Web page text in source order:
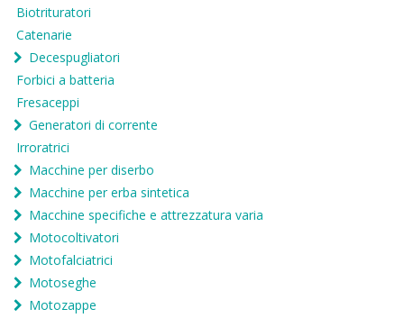
Biotrituratori
Catenarie
Decespugliatori
Forbici a batteria
Fresaceppi
Generatori di corrente
Irroratrici
Macchine per diserbo
Macchine per erba sintetica
Macchine specifiche e attrezzatura varia
Motocoltivatori
Motofalciatrici
Motoseghe
Motozappe